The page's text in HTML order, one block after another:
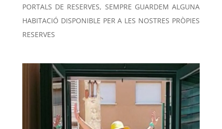
PORTALS DE RESERVES, SEMPRE GUARDEM ALGUNA
HABITACIÓ DISPONIBLE PER A LES NOSTRES PRÒPIES
RESERVES